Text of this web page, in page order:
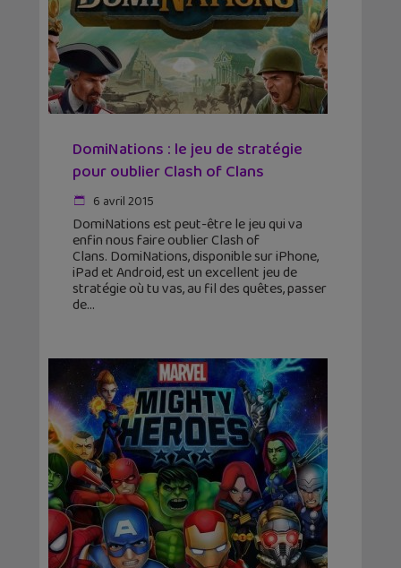
DomiNations : le jeu de stratégie
pour oublier Clash of Clans
6 avril 2015
DomiNations est peut-être le jeu qui va
enfin nous faire oublier Clash of
Clans. DomiNations, disponible sur iPhone,
iPad et Android, est un excellent jeu de
stratégie où tu vas, au fil des quêtes, passer
de